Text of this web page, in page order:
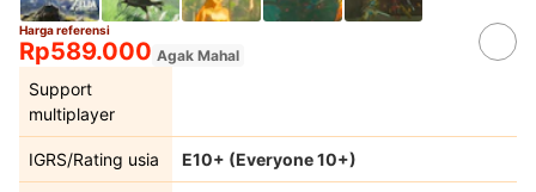
Harga referensi
Rp589.000 Agak Mahal
Support
multiplayer
IGRS/Rating usia E10+ (Everyone 10+)